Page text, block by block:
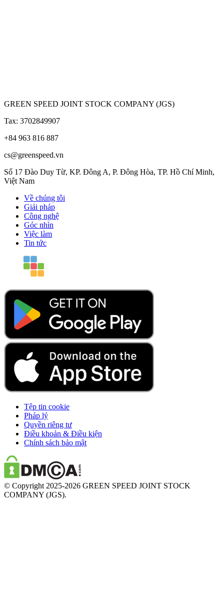
GREEN SPEED JOINT STOCK COMPANY (JGS)
Tax: 3702849907
+84 963 816 887
cs@greenspeed.vn
Số 17 Đào Duy Từ, KP. Đông A, P. Đông Hòa, TP. Hồ Chí Minh,
Việt Nam
Về chúng tôi
Giải pháp
Công nghệ
Góc nhìn
Việc làm
Tin tức
Tệp tin cookie
Pháp lý
Quyền riêng tư
Điều khoản & Điều kiện
Chính sách bảo mật
© Copyright 2025-2026 GREEN SPEED JOINT STOCK
COMPANY (JGS).